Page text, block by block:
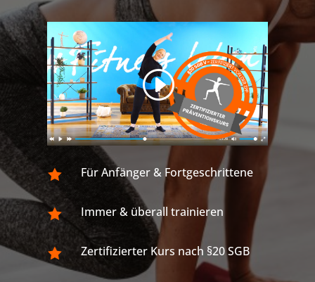
 Für Anfänger & Fortgeschrittene
 Immer & überall trainieren
 Zertifizierter Kurs nach §20 SGB